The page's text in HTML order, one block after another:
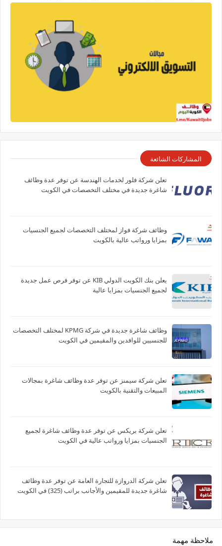
المشاركات الشائعة
تعلن شركة فلور لخدمات الهندسة عن توفر عدة وظائف
شاغرة جديدة في مختلف التخصصات في الكويت
وظائف شركة فواز لمختلف التخصصات لجميع الجنسيات
بمزايا ورواتب عالية بالكويت
يعلن بنك الكويت الدولي KIB عن توفر فرص عمل جديدة
لجميع الجنسيات بمزايا عالية
وظائف شاغرة جديدة في شركة ‏KPMG لمختلف التخصصات
للجنسيين للوافدين والمقيمين في الكويت
تعلن شركة سيمنز عن توفر عدة وظائف شاغرة بمجالات
المبيعات والتقنية بالكويت
تعلن شركة بريكس عن توفر عدة وظائف شاغرة لجميع
الجنسيات بمزايا ورواتب عالية في الكويت
تعلن شركة الدروازة للتجارة العامة عن توفر عدة وظائف
شاغرة جديدة للمقيمين والأجانب براتب (325) في الكويت
ملاحظة مهمة